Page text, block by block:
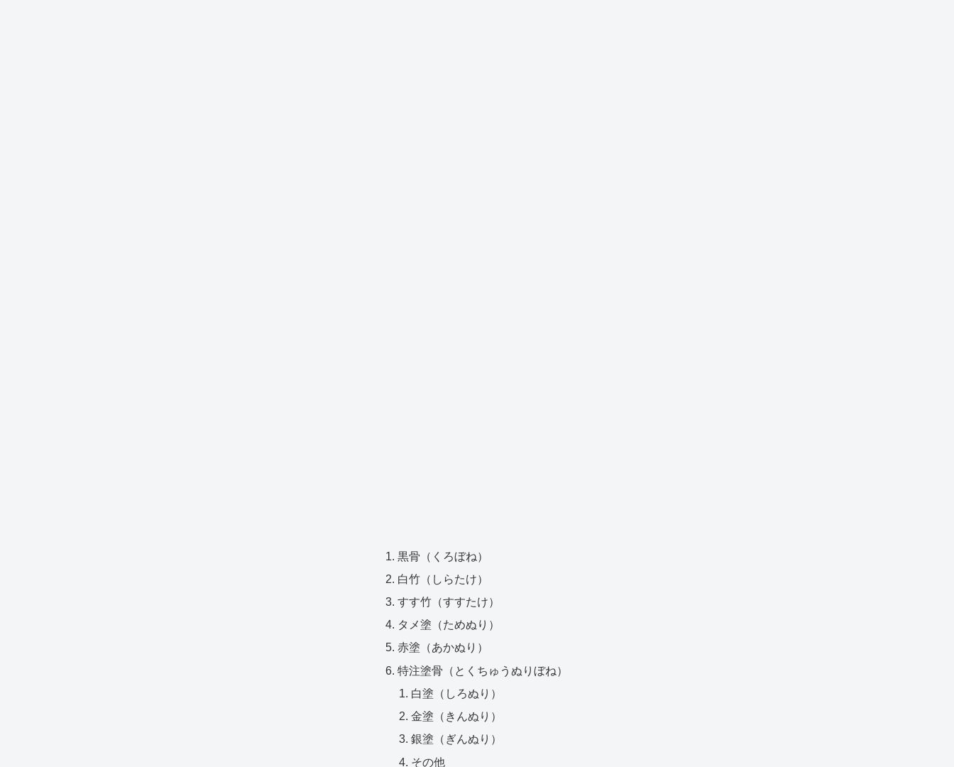
黒骨（くろぼね）
白竹（しらたけ）
すす竹（すすたけ）
タメ塗（ためぬり）
赤塗（あかぬり）
特注塗骨（とくちゅうぬりぼね）
白塗（しろぬり）
金塗（きんぬり）
銀塗（ぎんぬり）
その他